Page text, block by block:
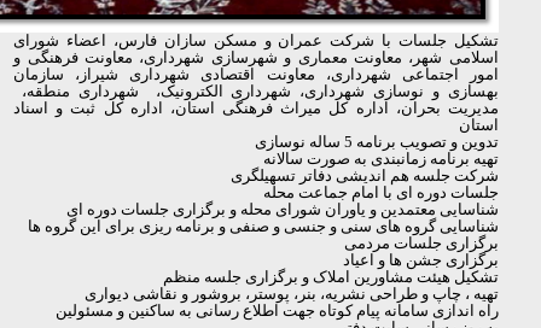
تشکیل جلسات با شرکت عمران و مسکن سازان فارس، اعضاء شورای
اسلامی شهر، معاونت معماری و شهرسازی شهرداری، معاونت فرهنگی و
امور اجتماعی شهرداری،
معاونت اقتصادی شهرداری شیراز، سازمان
بهسازی و نوسازی شهرداری، شهرداری الکترونیک، شهرداری منطقه،
مدیریت بحران، اداره کل میراث فرهنگی استان، اداره کل ثبت و اسناد
استان
تدوین و تصویب برنامه 5 ساله نوسازی
تهیه برنامه زمانبندی به صورت سالانه
شرکت جلسه هم اندیشی دفاتر تسهیلگری
جلسات دوره ای با امام جماعت محله
شناسایی معتمدین و یاوران شورای محله و برگزاری جلسات دوره ای
شناسایی گروه های سنی و جنسی و صنفی و برنامه ریزی برای این گروه ها
برگزاری جلسات مردمی
برگزاری جشن ها و اعیاد
تشکیل هیئت مشاورین املاک و برگزاری جلسه منظم
تهیه ، چاپ و طراحی نشریه، بنر، پوستر، بروشور و نقاشی دیواری
راه اندازی سامانه پیام کوتاه جهت اطلاع رسانی به ساکنین و مسئولین